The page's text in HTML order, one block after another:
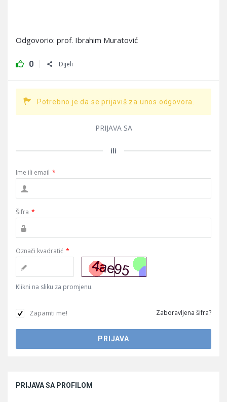
Odgovorio: prof. Ibrahim Muratović
0 Dijeli
Potrebno je da se prijaviš za unos odgovora.
PRIJAVA SA
ili
Ime ili email *
Šifra *
Označi kvadratić *
Klikni na sliku za promjenu.
Zapamti me! Zaboravljena šifra?
PRIJAVA SA PROFILOM